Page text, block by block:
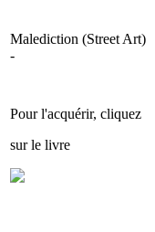
Malediction (Street Art)
-
Pour l'acquérir, cliquez
sur le livre